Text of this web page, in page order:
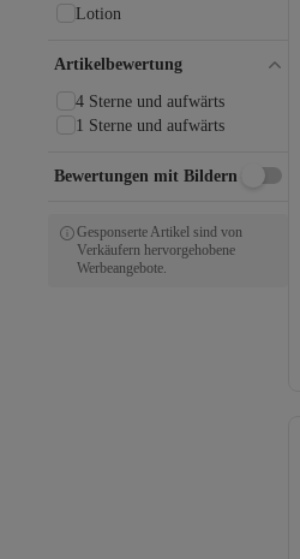
Lotion
Artikelbewertung
4 Sterne und aufwärts
1 Sterne und aufwärts
Bewertungen mit Bildern
Gesponserte Artikel sind von
Verkäufern hervorgehobene
Werbeangebote.